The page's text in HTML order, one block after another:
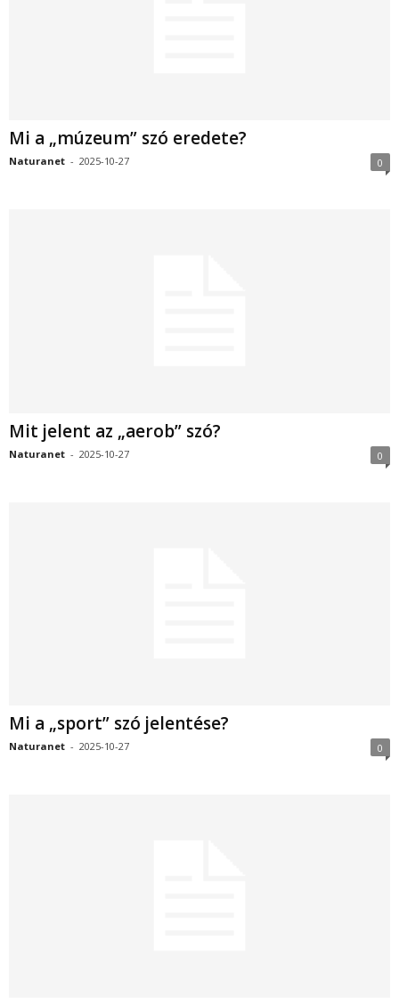
Mi a „múzeum” szó eredete?
Naturanet - 2025-10-27 0
Mit jelent az „aerob” szó?
Naturanet - 2025-10-27 0
Mi a „sport” szó jelentése?
Naturanet - 2025-10-27 0